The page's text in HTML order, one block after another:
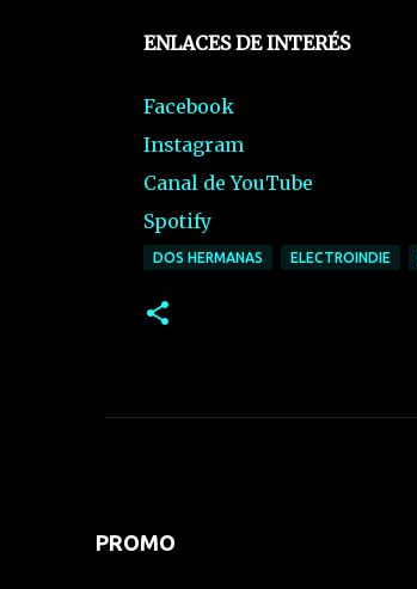
ENLACES DE INTERÉS
Facebook
Instagram
Canal de YouTube
Spotify
DOS HERMANAS ELECTROINDIE
PROMO